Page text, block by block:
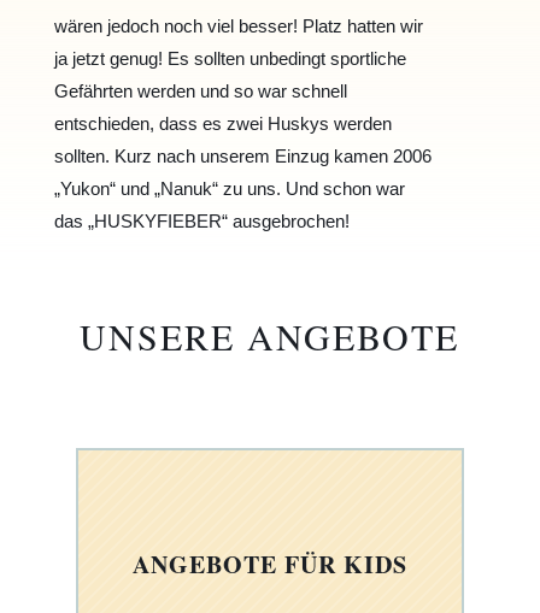
wären jedoch noch viel besser! Platz hatten wir
ja jetzt genug! Es sollten unbedingt sportliche
Gefährten werden und so war schnell
entschieden, dass es zwei Huskys werden
sollten. Kurz nach unserem Einzug kamen 2006
„Yukon“ und „Nanuk“ zu uns. Und schon war
das „HUSKYFIEBER“ ausgebrochen!
UNSERE ANGEBOTE
ANGEBOTE FÜR KIDS